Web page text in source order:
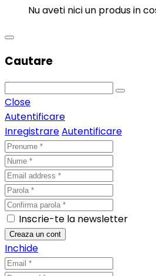
Nu aveti nici un produs in
Cautare
Close
Autentificare
InregistrareAutentificare
Inscrie-te la newsletter
Creaza un cont
Inchide